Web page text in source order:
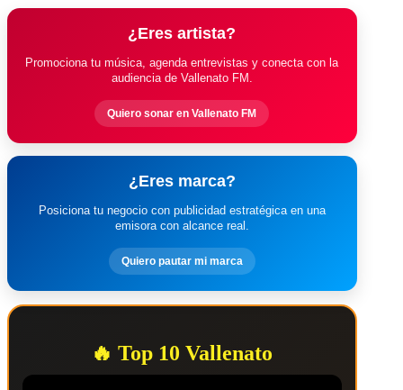
¿Eres artista?
Promociona tu música, agenda entrevistas y conecta con la
audiencia de Vallenato FM.
Quiero sonar en Vallenato FM
¿Eres marca?
Posiciona tu negocio con publicidad estratégica en una
emisora con alcance real.
Quiero pautar mi marca
🔥 Top 10 Vallenato